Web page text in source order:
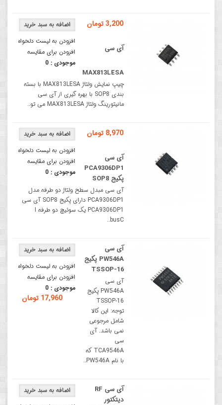
افزودن به لیست دلخواه
افزودن برای مقایسه
موجودی : 0
3,200 تومان
آی سی
MAX813LESA
چیپ نمایش ولتاژ MAX813LESA با بسته
بندی SOP8 با بهره گیری از آی سی
مانیتورینگ ولتاژ MAX813LESA می تو..
افزودن به لیست دلخواه
افزودن برای مقایسه
موجودی : 0
8,970 تومان
آی سی
PCA9306DP1
پکیج SOP8
آی سی مبدل سطح ولتاژ دو طرفه مدل
PCA9306DP1 دارای پکیج SOP8 آی سی
PCA9306DP1 یک سوئیچ دو طرفه I
busC..
افزودن به لیست دلخواه
افزودن برای مقایسه
موجودی : 0
17,960 تومان
آی سی
PW546A پکیج
TSSOP-16
آی سی
PW546A پکیج
TSSOP-16
توجه: این کالا
شامل مرجوعی
نمی باشد. آی
سی
TCA9546A که
با نام PW546A..
آی سی RF
دیتکتور